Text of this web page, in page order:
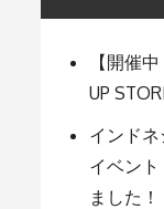
ゲ
ー
シ
【開催
UP
インド
イベン
ました！